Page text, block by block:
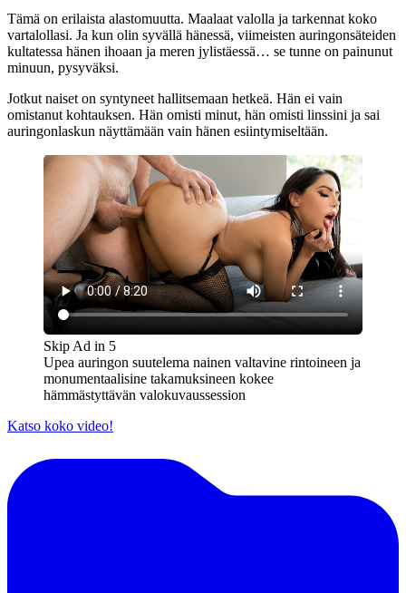
Tämä on erilaista alastomuutta. Maalaat valolla ja tarkennat koko
vartalollasi. Ja kun olin syvällä hänessä, viimeisten auringonsäteiden
kultatessa hänen ihoaan ja meren jylistäessä… se tunne on painunut
minuun, pysyväksi.
Jotkut naiset on syntyneet hallitsemaan hetkeä. Hän ei vain
omistanut kohtauksen. Hän omisti minut, hän omisti linssini ja sai
auringonlaskun näyttämään vain hänen esiintymiseltään.
Skip Ad in 5
Upea auringon suutelema nainen valtavine rintoineen ja
monumentaalisine takamuksineen kokee
hämmästyttävän valokuvaussession
Katso koko video!